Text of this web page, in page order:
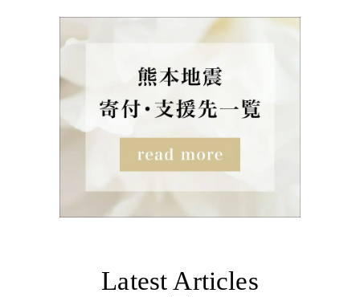
Latest Articles